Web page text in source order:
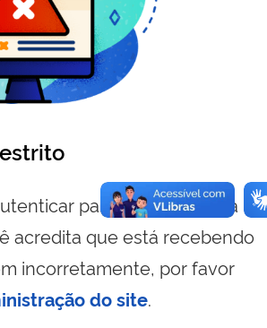
para visualizar essa
acredita que está recebendo
incorretamente, por favor
do site.